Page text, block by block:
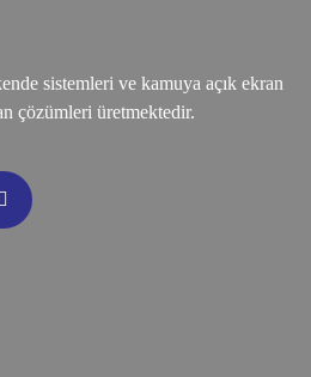
sistemleri ve kamuya açık ekran
çözümleri üretmektedir.